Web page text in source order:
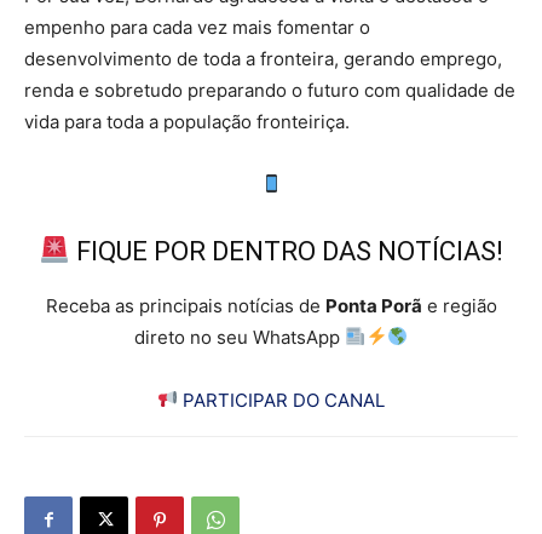
empenho para cada vez mais fomentar o
desenvolvimento de toda a fronteira, gerando emprego,
renda e sobretudo preparando o futuro com qualidade de
vida para toda a população fronteiriça.
FIQUE POR DENTRO DAS NOTÍCIAS!
Receba as principais notícias de Ponta Porã e região
direto no seu WhatsApp
PARTICIPAR DO CANAL